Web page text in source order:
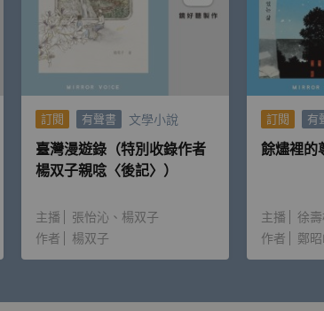
而當時在友人間私密的自我剖析，這回璽恩透過
去。如果你正巧處於不認同自我的黑暗時刻，璽
訂閱 有聲書 文學小說
臺灣漫遊錄（特別收錄作者
楊双子親唸〈後記〉）
主播 張怡沁
楊双子
作者
楊双子
訂閱 有
餘燼裡的
主播 徐壽
作者
鄭